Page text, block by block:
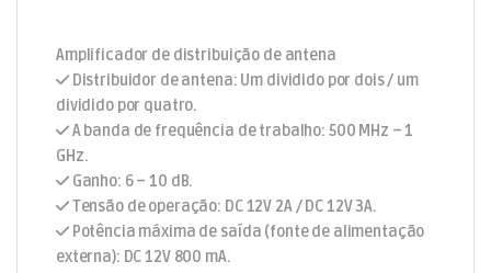
Amplificador de distribuição de antena
Distribuidor de antena: Um dividido por dois / um
dividido por quatro.
A banda de frequência de trabalho: 500 MHz – 1
GHz.
Ganho: 6 – 10 dB.
Tensão de operação: DC 12V 2A / DC 12V 3A.
Potência máxima de saída (fonte de alimentação
externa): DC 12V 800 mA.